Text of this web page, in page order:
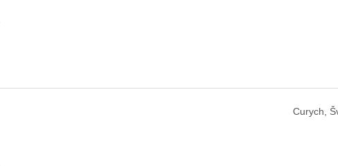
Curych,